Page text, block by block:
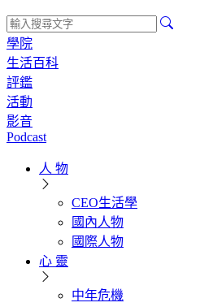
學院
生活百科
評鑑
活動
影音
Podcast
人 物
CEO生活學
國內人物
國際人物
心 靈
中年危機